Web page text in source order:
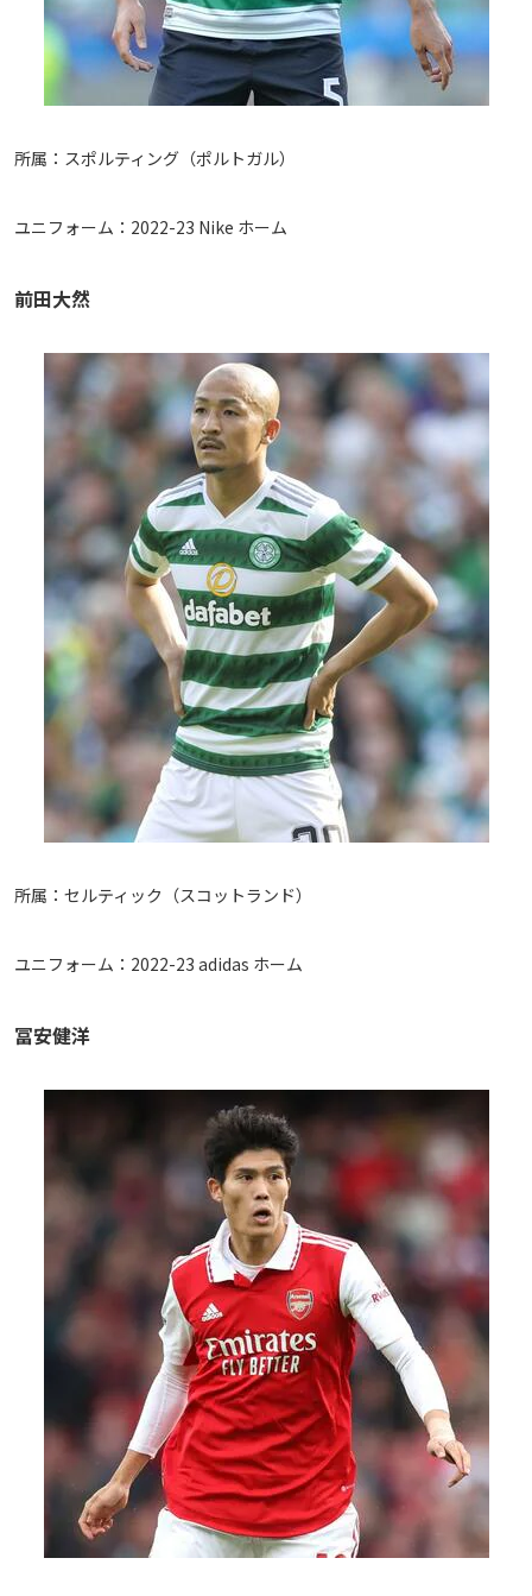
所属：スポルティング（ポルトガル）
ユニフォーム：2022-23 Nike ホーム
前田大然
所属：セルティック（スコットランド）
ユニフォーム：2022-23 adidas ホーム
冨安健洋